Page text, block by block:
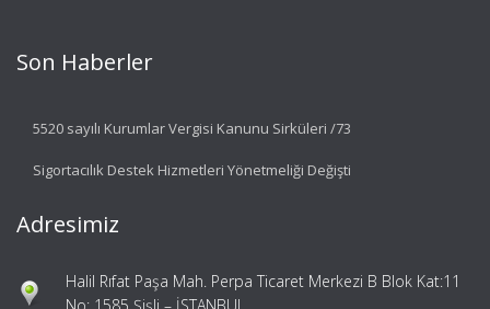
Son Haberler
5520 sayılı Kurumlar Vergisi Kanunu Sirküleri /73
Sigortacılık Destek Hizmetleri Yönetmeliği Değişti
Adresimiz
Halil Rıfat Paşa Mah. Perpa Ticaret Merkezi B Blok Kat:11
No: 1585 Şişli – İSTANBUL